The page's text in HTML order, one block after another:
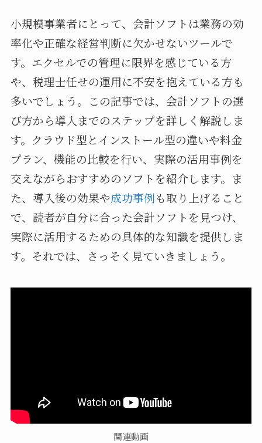
小規模事業者にとって、会計ソフトは業務の効
率化や正確な経営判断に欠かせないツールで
す。エクセルでの管理に限界を感じている方
や、税理士任せの運用に不安を抱えている方も
多いでしょう。この記事では、会計ソフトの選
び方から導入までのステップを詳しく解説しま
す。クラウド型とインストール型の違いや料金
プラン、機能の比較を行い、実際の活用事例を
交えながらおすすめのソフトを紹介します。ま
た、導入後の効果や成功事例も取り上げること
で、読者が自分に合った会計ソフトを見つけ、
実際に活用するための具体的な知識を提供しま
す。それでは、さっそく見ていきましょう。
関連動画